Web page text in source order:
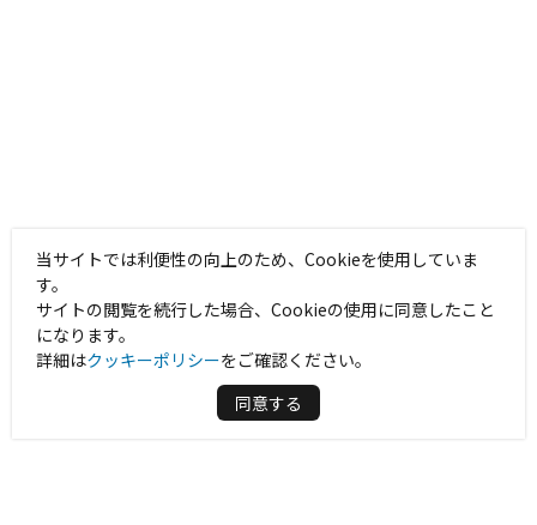
当サイトでは利便性の向上のため、Cookieを使用していま
す。
サイトの閲覧を続行した場合、Cookieの使用に同意したこと
になります。
詳細はクッキーポリシーをご確認ください。
同意する